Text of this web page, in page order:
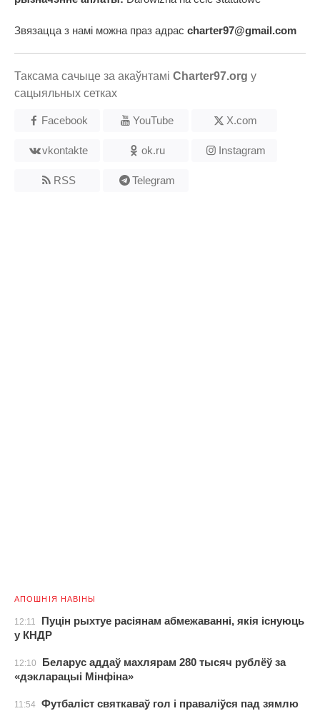
Звязацца з намі можна праз адрас charter97@gmail.com
Таксама сачыце за акаўнтамі Charter97.org у
сацыяльных сетках
Facebook YouTube X.com
vkontakte ok.ru Instagram
RSS Telegram
АПОШНІЯ НАВІНЫ
12:11
Пуцін рыхтуе расіянам абмежаванні, якія існуюць
у КНДР
12:10
Беларус аддаў махлярам 280 тысяч рублёў за
«дэкларацыі Мінфіна»
11:54 Футбаліст святкаваў гол і праваліўся пад зямлю